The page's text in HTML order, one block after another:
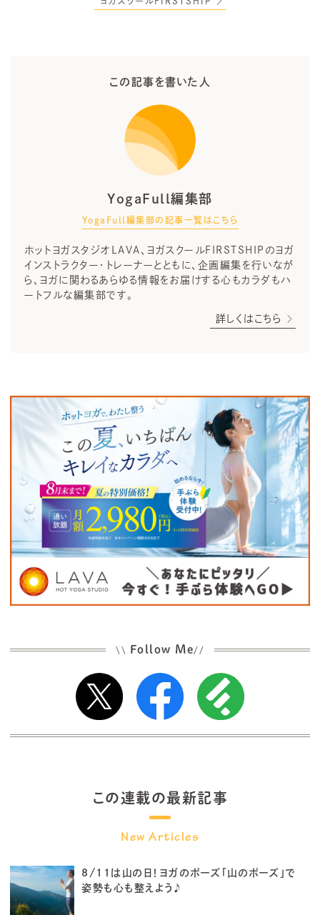
この記事を書いた人
YogaFull編集部
YogaFull編集部の記事一覧はこちら
ホットヨガスタジオLAVA、ヨガスクールFIRSTSHIPのヨガ
インストラクター・トレーナーとともに、企画編集を行いなが
ら、ヨガに関わるあらゆる情報をお届けする心もカラダもハ
ートフルな編集部です。
詳しくはこちら
\\ Follow Me//
この連載の最新記事
8/11は山の日！ヨガのポーズ「山のポーズ」で
姿勢も心も整えよう♪